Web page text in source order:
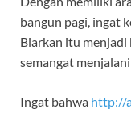
bangun pagi, ingat
Biarkan itu
semangat
Ingat bahwa http://